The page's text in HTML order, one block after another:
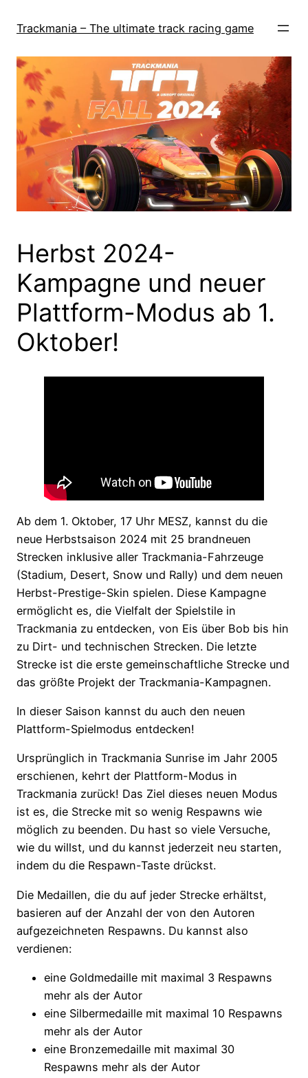
Trackmania – The ultimate track racing game
Herbst 2024-
Kampagne und neuer
Plattform-Modus ab 1.
Oktober!
Ab dem 1. Oktober, 17 Uhr MESZ, kannst du die
neue Herbstsaison 2024 mit 25 brandneuen
Strecken inklusive aller Trackmania-Fahrzeuge
(Stadium, Desert, Snow und Rally) und dem neuen
Herbst-Prestige-Skin spielen. Diese Kampagne
ermöglicht es, die Vielfalt der Spielstile in
Trackmania zu entdecken, von Eis über Bob bis hin
zu Dirt- und technischen Strecken. Die letzte
Strecke ist die erste gemeinschaftliche Strecke und
das größte Projekt der Trackmania-Kampagnen.
In dieser Saison kannst du auch den neuen
Plattform-Spielmodus entdecken!
Ursprünglich in Trackmania Sunrise im Jahr 2005
erschienen, kehrt der Plattform-Modus in
Trackmania zurück! Das Ziel dieses neuen Modus
ist es, die Strecke mit so wenig Respawns wie
möglich zu beenden. Du hast so viele Versuche,
wie du willst, und du kannst jederzeit neu starten,
indem du die Respawn-Taste drückst.
Die Medaillen, die du auf jeder Strecke erhältst,
basieren auf der Anzahl der von den Autoren
aufgezeichneten Respawns. Du kannst also
verdienen:
eine Goldmedaille mit maximal 3 Respawns
mehr als der Autor
eine Silbermedaille mit maximal 10 Respawns
mehr als der Autor
eine Bronzemedaille mit maximal 30
Respawns mehr als der Autor